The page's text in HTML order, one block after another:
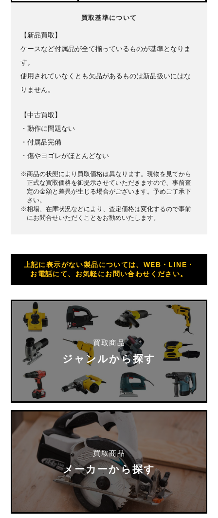
買取基準について
【新品買取】
ケースなど付属品が全て揃っているものが基準となりま
す。
使用されていなくとも欠品があるものは新品扱いにはな
りません。
【中古買取】
・動作に問題ない
・付属品完備
・傷やヨゴレがほとんどない
※商品の状態により買取価格は異なります。現物を見てから
正式な買取価格を御提示させていただきますので、事前査
定の金額と差異が生じる場合がございます。予めご了承下
さい。
※相場、在庫状況などにより、査定価格は変化するので事前
にお問合せいただくことをお勧めいたします。
上記に表示がない製品については、WEB・LINE・
お電話にて、お気軽にお問い合わせください。
買取商品
ジャンルから探す
買取商品
メーカーから探す